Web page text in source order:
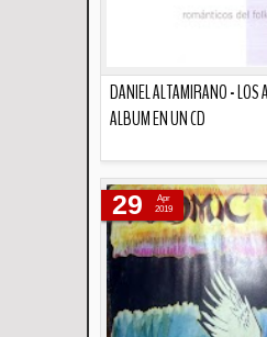
DANIEL ALTAMIRANO - LOS
ALBUM EN UN CD
29
Apr
2019